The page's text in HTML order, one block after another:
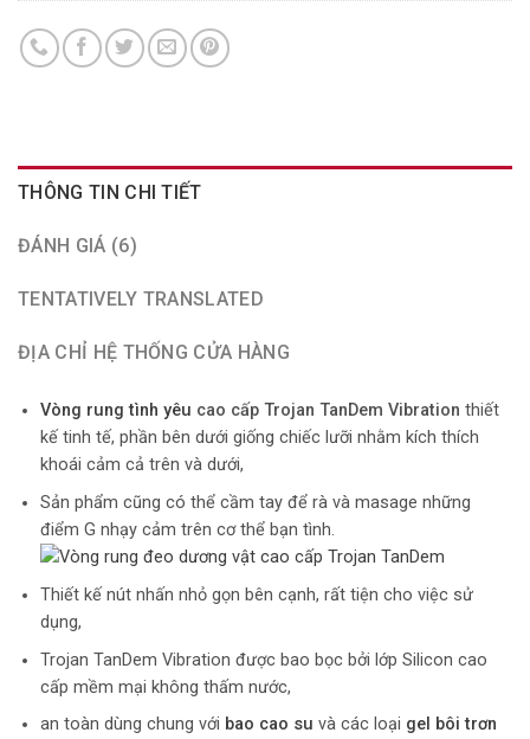
THÔNG TIN CHI TIẾT
ĐÁNH GIÁ (6)
TENTATIVELY TRANSLATED
ĐỊA CHỈ HỆ THỐNG CỬA HÀNG
Vòng rung tình yêu cao cấp Trojan TanDem Vibration thiết
kế tinh tế, phần bên dưới giống chiếc lưỡi nhằm kích thích
khoái cảm cả trên và dưới,
Sản phẩm cũng có thể cầm tay để rà và masage những
điểm G nhạy cảm trên cơ thể bạn tình.
Thiết kế nút nhấn nhỏ gọn bên cạnh, rất tiện cho việc sử
dụng,
Trojan TanDem Vibration được bao bọc bởi lớp Silicon cao
cấp mềm mại không thấm nước,
an toàn dùng chung với bao cao su và các loại gel bôi trơn